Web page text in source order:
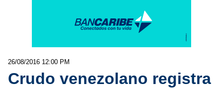
26/08/2016 12:00 PM
Crudo venezolano registra